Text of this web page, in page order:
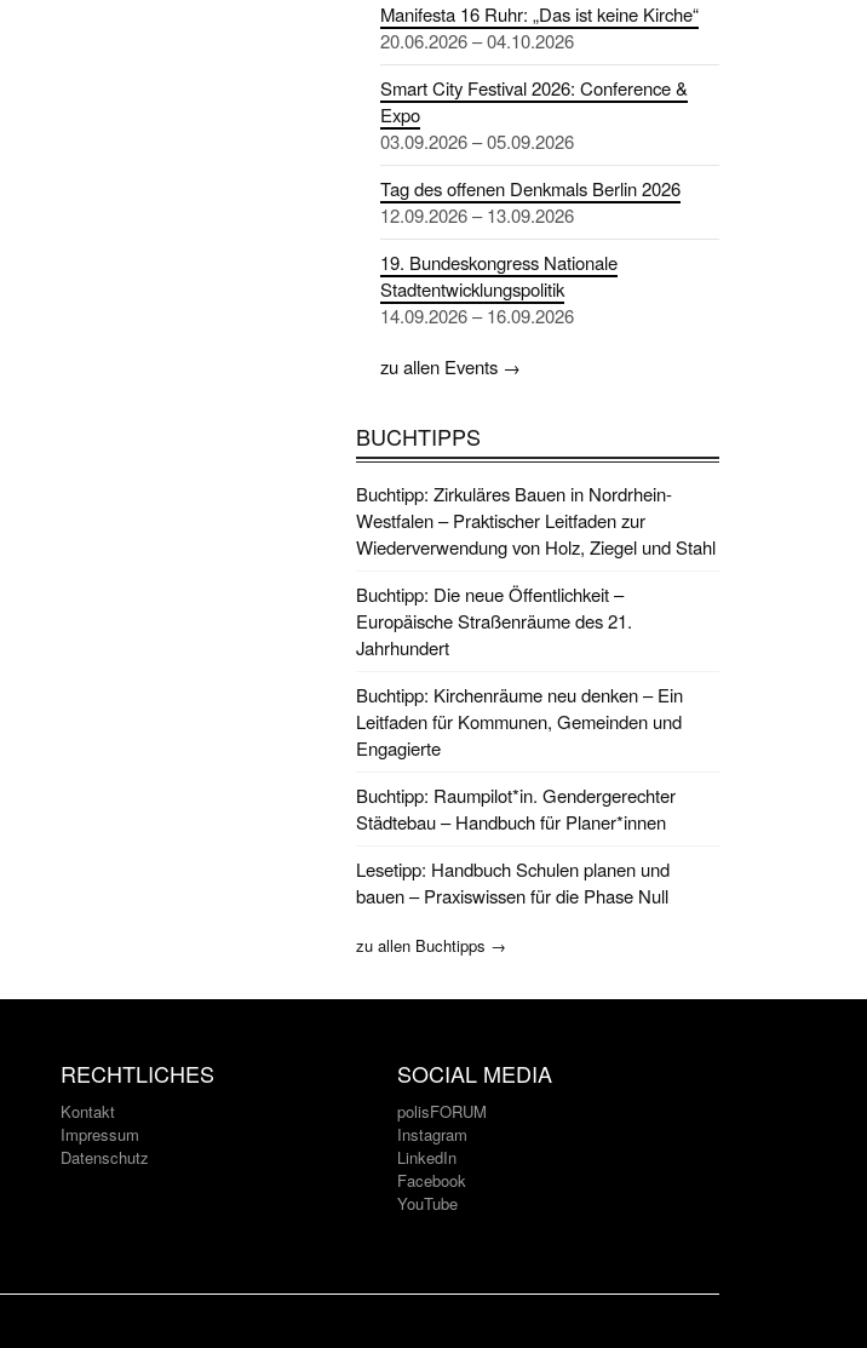
Manifesta 16 Ruhr: „Das ist keine Kirche“
20.06.2026 – 04.10.2026
Smart City Festival 2026: Conference &
Expo
03.09.2026 – 05.09.2026
Tag des offenen Denkmals Berlin 2026
12.09.2026 – 13.09.2026
19. Bundeskongress Nationale
Stadtentwicklungspolitik
14.09.2026 – 16.09.2026
zu allen Events →
BUCHTIPPS
Buchtipp: Zirkuläres Bauen in Nordrhein-
Westfalen – Praktischer Leitfaden zur
Wiederverwendung von Holz, Ziegel und Stahl
Buchtipp: Die neue Öffentlichkeit –
Europäische Straßenräume des 21.
Jahrhundert
Buchtipp: Kirchenräume neu denken – Ein
Leitfaden für Kommunen, Gemeinden und
Engagierte
Buchtipp: Raumpilot*in. Gendergerechter
Städtebau – Handbuch für Planer*innen
Lesetipp: Handbuch Schulen planen und
bauen – Praxiswissen für die Phase Null
zu allen Buchtipps →
RECHTLICHES
Kontakt
Impressum
Datenschutz
SOCIAL MEDIA
polisFORUM
Instagram
LinkedIn
Facebook
YouTube